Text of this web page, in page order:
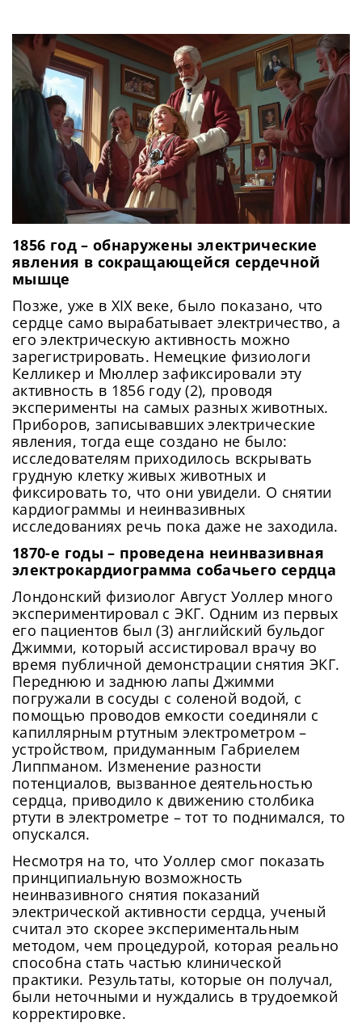
1856 год – обнаружены электрические
явления в сокращающейся сердечной
мышце
Позже, уже в XIX веке, было показано, что
сердце само вырабатывает электричество, а
его электрическую активность можно
зарегистрировать. Немецкие физиологи
Келликер и Мюллер зафиксировали эту
активность в 1856 году (2), проводя
эксперименты на самых разных животных.
Приборов, записывавших электрические
явления, тогда еще создано не было:
исследователям приходилось вскрывать
грудную клетку живых животных и
фиксировать то, что они увидели. О снятии
кардиограммы и неинвазивных
исследованиях речь пока даже не заходила.
1870-е годы – проведена неинвазивная
электрокардиограмма собачьего сердца
Лондонский физиолог Август Уоллер много
экспериментировал с ЭКГ. Одним из первых
его пациентов был (3) английский бульдог
Джимми, который ассистировал врачу во
время публичной демонстрации снятия ЭКГ.
Переднюю и заднюю лапы Джимми
погружали в сосуды с соленой водой, с
помощью проводов емкости соединяли с
капиллярным ртутным электрометром –
устройством, придуманным Габриелем
Липпманом. Изменение разности
потенциалов, вызванное деятельностью
сердца, приводило к движению столбика
ртути в электрометре – тот то поднимался, то
опускался.
Несмотря на то, что Уоллер смог показать
принципиальную возможность
неинвазивного снятия показаний
электрической активности сердца, ученый
считал это скорее экспериментальным
методом, чем процедурой, которая реально
способна стать частью клинической
практики. Результаты, которые он получал,
были неточными и нуждались в трудоемкой
корректировке.